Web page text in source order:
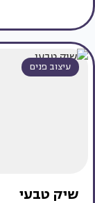
עיצוב פנים
שיק טבעי